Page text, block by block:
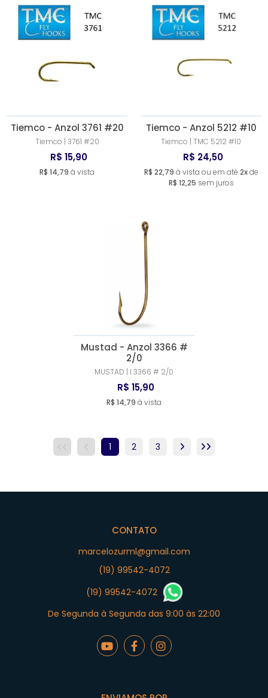
Tiemco - Anzol 3761 #20
Tiemco | 3761 #20
R$ 15,90
R$ 14,79 à vista
Tiemco - Anzol 5212 #10
Tiemco | TMC 5212 #10
R$ 24,50
R$ 22,79 à vista ou em até 2xde
R$ 12,25 sem juros
Mustad - Anzol 3366 #
2/0
MUSTAD | l 3366 # 2/0
R$ 15,90
R$ 14,79 à vista
1 2 3
CONTATO
marcelozurml@gmail.com
(19) 99542-4072
(19) 99542-4072
De Segunda à Segunda das 9:00 às 22:00